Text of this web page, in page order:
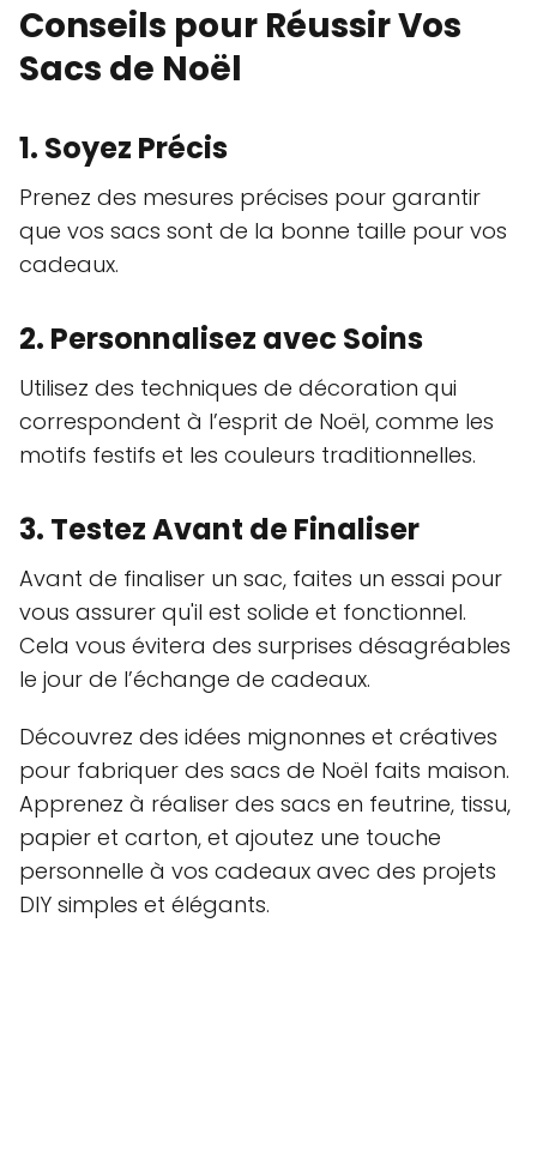
Conseils pour Réussir Vos
Sacs de Noël
1. Soyez Précis
Prenez des mesures précises pour garantir
que vos sacs sont de la bonne taille pour vos
cadeaux.
2. Personnalisez avec Soins
Utilisez des techniques de décoration qui
correspondent à l’esprit de Noël, comme les
motifs festifs et les couleurs traditionnelles.
3. Testez Avant de Finaliser
Avant de finaliser un sac, faites un essai pour
vous assurer qu'il est solide et fonctionnel.
Cela vous évitera des surprises désagréables
le jour de l’échange de cadeaux.
Découvrez des idées mignonnes et créatives
pour fabriquer des sacs de Noël faits maison.
Apprenez à réaliser des sacs en feutrine, tissu,
papier et carton, et ajoutez une touche
personnelle à vos cadeaux avec des projets
DIY simples et élégants.